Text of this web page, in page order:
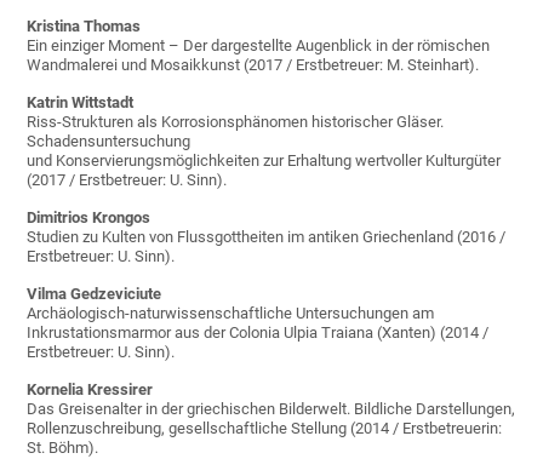
Kristina Thomas
Ein einziger Moment – Der dargestellte Augenblick in der römischen
Wandmalerei und Mosaikkunst (2017 / Erstbetreuer: M. Steinhart).
Katrin Wittstadt
Riss-Strukturen als Korrosionsphänomen historischer Gläser.
Schadensuntersuchung
und Konservierungsmöglichkeiten zur Erhaltung wertvoller Kulturgüter
(2017 / Erstbetreuer: U. Sinn).
Dimitrios Krongos
Studien zu Kulten von Flussgottheiten im antiken Griechenland (2016 /
Erstbetreuer: U. Sinn).
Vilma Gedzeviciute
Archäologisch-naturwissenschaftliche Untersuchungen am
Inkrustationsmarmor aus der Colonia Ulpia Traiana (Xanten) (2014 /
Erstbetreuer: U. Sinn).
Kornelia Kressirer
Das Greisenalter in der griechischen Bilderwelt. Bildliche Darstellungen,
Rollenzuschreibung, gesellschaftliche Stellung (2014 / Erstbetreuerin:
St. Böhm).